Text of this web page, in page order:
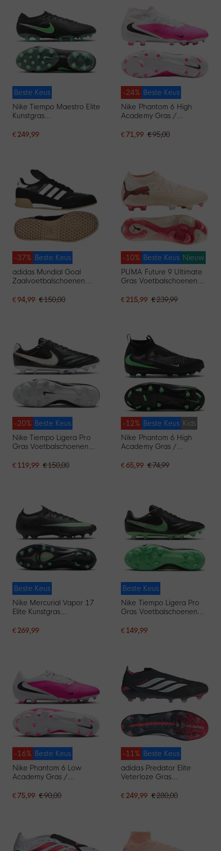
Beste Keus
Nike Tiempo Maestro Elite
Kunstgras
Zwart Felgroen Zilvergrijs
€ 249,99
Beste Keus
-24%
Nike Phantom 6 High
Academy Gras /
Voetbalschoenen (MG)
€ 71,99 € 95,00
Beste Keus
-37%
adidas Mundial Goal
Zaalvoetbalschoenen
€ 94,99 € 150,00
Beste Keus
-10%
Nieuw
PUMA Future 9 Ultimate
Gras Voetbalschoenen
Roze
€ 215,99 € 239,99
Beste Keus
-20%
Nike Tiempo Ligera Pro
Gras Voetbalschoenen
€ 119,99 € 150,00
Beste Keus
-12%
Kids
Nike Phantom 6 High
Academy Gras /
Voetbalschoenen (MG)
€ 65,99 € 74,99
Beste Keus
Nike Mercurial Vapor 17
Elite Kunstgras
Zwart Felgroen Zilvergrijs
€ 269,99
Beste Keus
Nike Tiempo Ligera Pro
Gras Voetbalschoenen
Zilvergrijs
€ 149,99
Beste Keus
-16%
Nike Phantom 6 Low
Academy Gras /
Voetbalschoenen (MG)
€ 75,99 € 90,00
Beste Keus
-11%
adidas Predator Elite
Veterloze Gras
Zwart Wit Rood
€ 249,99 € 280,00